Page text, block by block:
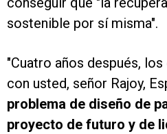
sostenible por sí misma".
"Cuatro años después,
con usted, señor Rajoy,
problema de diseño de
proyecto de futuro y de